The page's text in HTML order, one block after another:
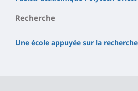
Recherche
Une école appuyée sur la recherche